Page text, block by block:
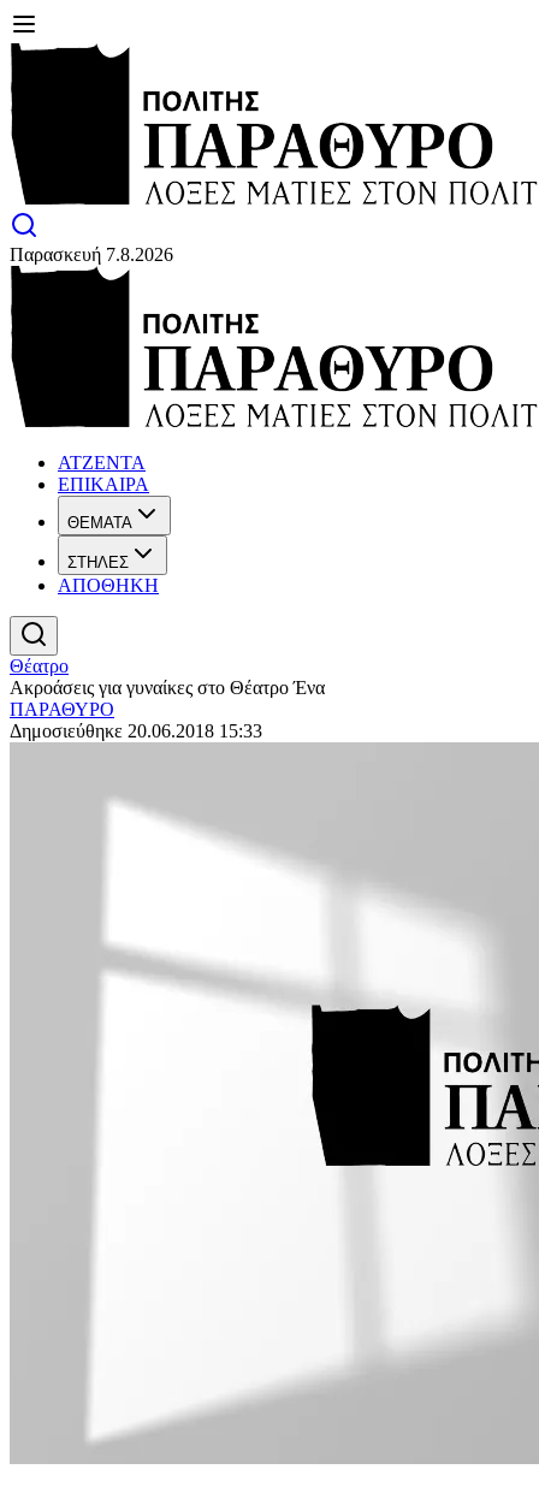
Παρασκευή 7.8.2026
ΑΤΖΕΝΤΑ
ΕΠΙΚΑΙΡΑ
ΘΕΜΑΤΑ
ΣΤΗΛΕΣ
ΑΠΟΘΗΚΗ
Θέατρο
Ακροάσεις για γυναίκες στο Θέατρο Ένα
ΠΑΡΑΘΥΡΟ
Δημοσιεύθηκε 20.06.2018 15:33